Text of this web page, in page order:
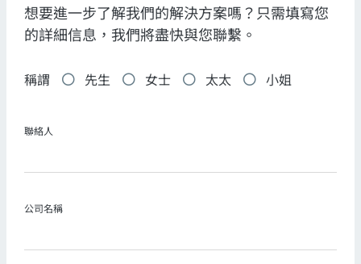
想要進一步了解我們的解決方案嗎？只需填寫您
的詳細信息，我們將盡快與您聯繫。
稱謂 先生 女士 太太 小姐
聯絡人
公司名稱